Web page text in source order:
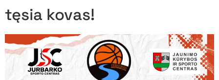
tęsia kovas!